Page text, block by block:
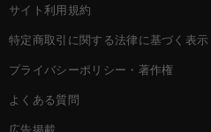
サイト利用規約
特定商取引に関する法律に基づく表示
プライバシーポリシー・著作権
よくある質問